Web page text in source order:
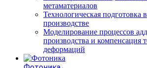
метаматериалов
Технологическая подготовка
производстве
Моделирование процессов
производства и компенсация
деформаций